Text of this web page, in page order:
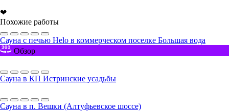
❤
Похожие работы
Сауна с печью Helo в коммерческом поселке Большая вода
Обзор
Сауна в КП Истринские усадьбы
Сауна в п. Вешки (Алтуфьевское шоссе)